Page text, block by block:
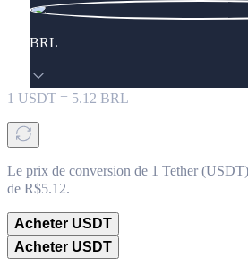
BRL
1 USDT = 5.12 BRL
Le prix de conversion de 1 Tether
de R$5.12.
Acheter USDT
Acheter USDT